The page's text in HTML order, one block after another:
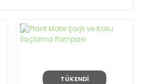
TÜKENDİ